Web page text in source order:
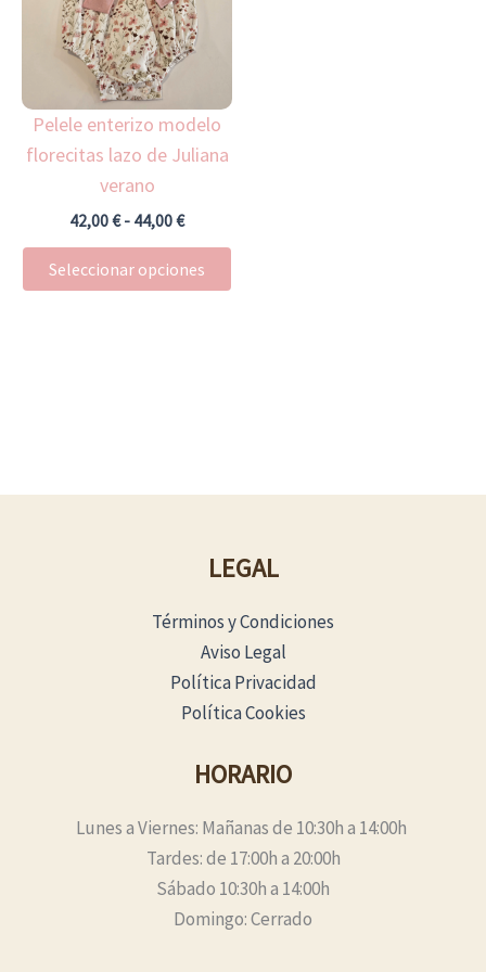
Pelele enterizo modelo
florecitas lazo de Juliana
verano
42,00€ - 44,00€
hasta
44,00 €
Seleccionar opciones
opciones
la
LEGAL
Términos y Condiciones
Aviso Legal
Política Privacidad
Política Cookies
HORARIO
Lunes a Viernes: Mañanas de 10:30h a 14:00h
Tardes: de 17:00h a 20:00h
Sábado 10:30h a 14:00h
Domingo: Cerrado